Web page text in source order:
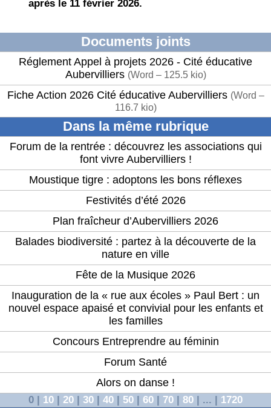
après le 11 février 2026.
Documents joints
Réglement Appel à projets 2026 - Cité éducative
Aubervilliers (Word – 125.5 kio)
Fiche Action 2026 Cité éducative Aubervilliers (Word –
116.7 kio)
Dans la même rubrique
Forum de la rentrée : découvrez les associations qui
font vivre Aubervilliers !
Moustique tigre : adoptons les bons réflexes
Festivités d’été 2026
Plan fraîcheur d’Aubervilliers 2026
Balades biodiversité : partez à la découverte de la
nature en ville
Fête de la Musique 2026
Inauguration de la « rue aux écoles » Paul Bert : un
nouvel espace apaisé et convivial pour les enfants et
les familles
Concours Entreprendre au féminin
Forum Santé
Alors on danse !
0 | 10 | 20 | 30 | 40 | 50 | 60 | 70 | 80 | ... | 1720